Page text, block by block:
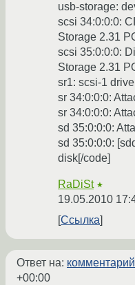
usb-storage:
scsi 34:0:0:0:
Storage 2.31
scsi 35:0:0:0:
Storage 2.31
sr1: scsi-1 drive
sr 34:0:0:0:
sr 34:0:0:0:
sd 35:0:0:0:
sd 35:0:0:0:
disk[/code]
RaDiSt ★
19.05.2010
Ссылка
Ответ на: комментарий
+00:00